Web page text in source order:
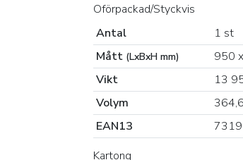
Oförpackad/Styckvis
Antal
1 st
Mått (LxBxH mm)
950
Vikt
13
Volym
EAN13
Kartong